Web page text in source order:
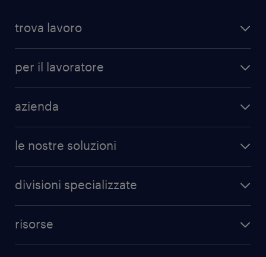
trova lavoro
per il lavoratore
azienda
le nostre soluzioni
divisioni specializzate
risorse